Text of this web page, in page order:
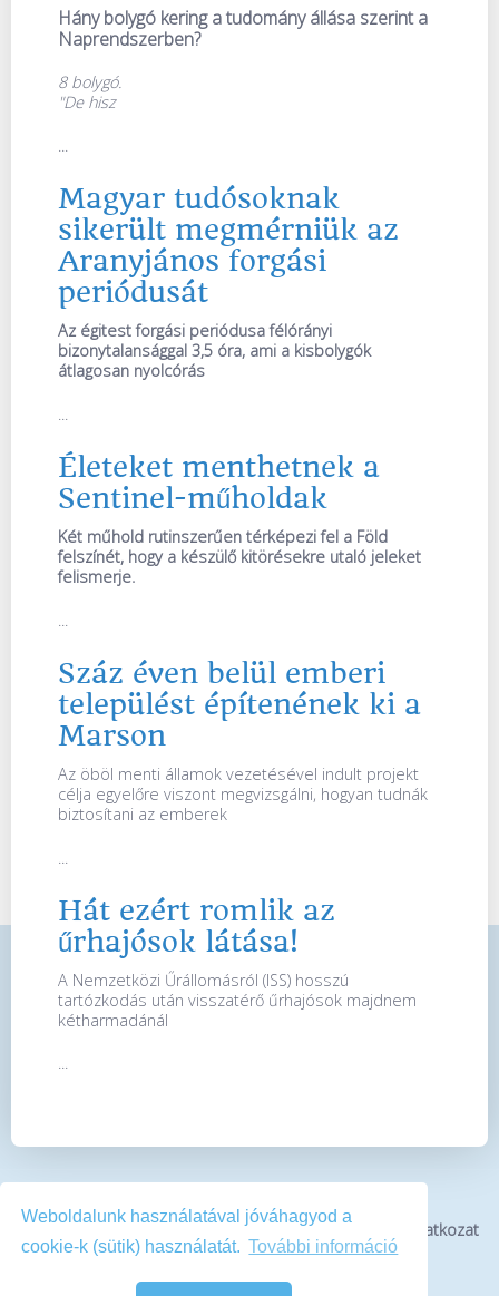
Weboldalunk használatával jóváhagyod a
cookie-k (sütik) használatát. További információ
Hány bolygó kering a tudomány állása szerint a
Naprendszerben?
8 bolygó.
"De hisz
...
Magyar tudósoknak
sikerült megmérniük az
Aranyjános forgási
periódusát
Az égitest forgási periódusa félórányi
bizonytalansággal 3,5 óra, ami a kisbolygók
átlagosan nyolcórás
...
Életeket menthetnek a
Sentinel-műholdak
Két műhold rutinszerűen térképezi fel a Föld
felszínét, hogy a készülő kitörésekre utaló jeleket
felismerje.
Száz éven belül emberi
települést építenének ki a
Marson
Az öböl menti államok vezetésével indult projekt
célja egyelőre viszont megvizsgálni, hogyan tudnák
biztosítani az emberek
Hát ezért romlik az
űrhajósok látása!
A Nemzetközi Űrállomásról (ISS) hosszú
tartózkodás után visszatérő űrhajósok majdnem
kétharmadánál
...
Impresszum Médiaajánlat Jogi nyilatkozat